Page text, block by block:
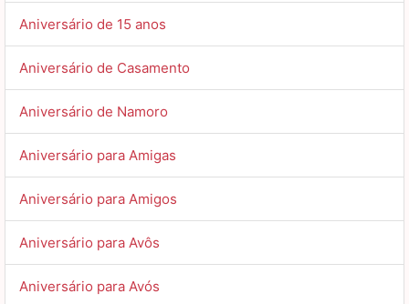
Aniversário de 15 anos
Aniversário de Casamento
Aniversário de Namoro
Aniversário para Amigas
Aniversário para Amigos
Aniversário para Avôs
Aniversário para Avós